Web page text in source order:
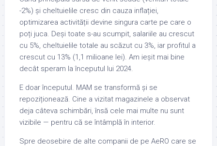
-2%) și cheltuielile cresc din cauza inflației,
optimizarea activității devine singura carte pe care o
poți juca. Deși toate s-au scumpit, salariile au crescut
cu 5%, cheltuielile totale au scăzut cu 3%, iar profitul a
crescut cu 13% (1,1 milioane lei). Am ieșit mai bine
decât speram la începutul lui 2024.
E doar începutul. MAM se transformă și se
repoziționează. Cine a vizitat magazinele a observat
deja câteva schimbări, însă cele mai multe nu sunt
vizibile — pentru că se întâmplă în interior.
Spre deosebire de alte companii de pe AeRO care se